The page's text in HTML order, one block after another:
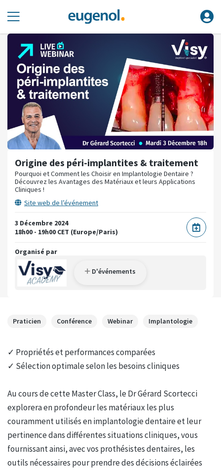
Origine des péri-implantites & traitement
Pourquoi et Comment les Choisir en Implantologie Dentaire ?
Découvrez les Avantages des Matériaux et leurs Applications
Cliniques !
Site web de l’événement
3 Décembre 2024
18h00 - 19h00 CET (Europe/Paris)
Organisé par
D'événements
Praticien Conférence Webinar Implantologie
✓ Propriétés et performances comparées
✓ Sélection optimale selon les besoins cliniques
Au cours de cette Master Class, le Dr Gérard Scortecci
explorera en profondeur les matériaux les plus
couramment utilisés en implantologie dentaire et leur
pertinence dans différentes situations cliniques, vous
fournissant ainsi, avec vos prothésistes dentaires, les
outils nécessaires pour prendre des décisions éclairées